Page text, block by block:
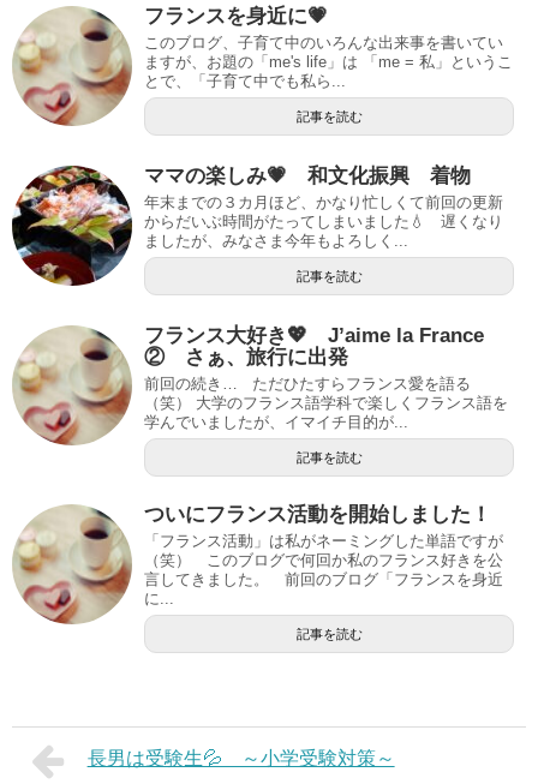
フランスを身近に💗
このブログ、子育て中のいろんな出来事を書いてい
ますが、お題の「me's life」は 「me = 私」というこ
とで、「子育て中でも私ら...
記事を読む
ママの楽しみ💗 和文化振興 着物
年末までの３カ月ほど、かなり忙しくて前回の更新
からだいぶ時間がたってしまいました💧 遅くなり
ましたが、みなさま今年もよろしく...
記事を読む
フランス大好き💖 J’aime la France
② さぁ、旅行に出発
前回の続き… ただひたすらフランス愛を語る
（笑） 大学のフランス語学科で楽しくフランス語を
学んでいましたが、イマイチ目的が...
記事を読む
ついにフランス活動を開始しました！
「フランス活動」は私がネーミングした単語ですが
（笑） このブログで何回か私のフランス好きを公
言してきました。 前回のブログ「フランスを身近
に...
記事を読む
長男は受験生💦 ～小学受験対策～